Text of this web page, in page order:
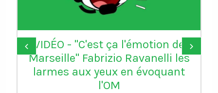
VIDÉO - "C'est ça l'émotion de
Marseille" Fabrizio Ravanelli les
larmes aux yeux en évoquant
l'OM
‹ ›